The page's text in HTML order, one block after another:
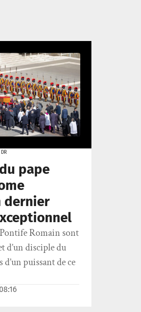
DR
pape
dernier
Romain sont
d’un disciple du
puissant de ce
08:16